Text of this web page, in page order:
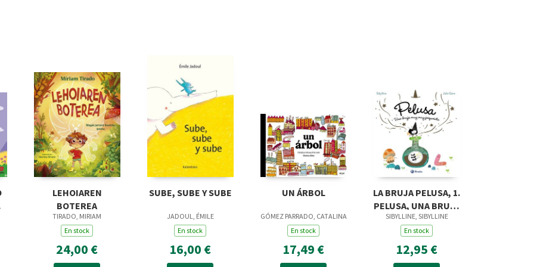
LEHOIAREN
BOTEREA
TIRADO, MIRIAM
En stock
24,00 €
SUBE, SUBE Y SUBE
JADOUL, ÉMILE
En stock
16,00 €
UN ÁRBOL
GÓMEZ PARRADO, CATALINA
En stock
17,49 €
LA BRUJA PELUSA, 1.
PELUSA, UNA BRUJA
MUY MUY PEQUEÑITA
SIBYLLINE, SIBYLLINE
En stock
12,95 €